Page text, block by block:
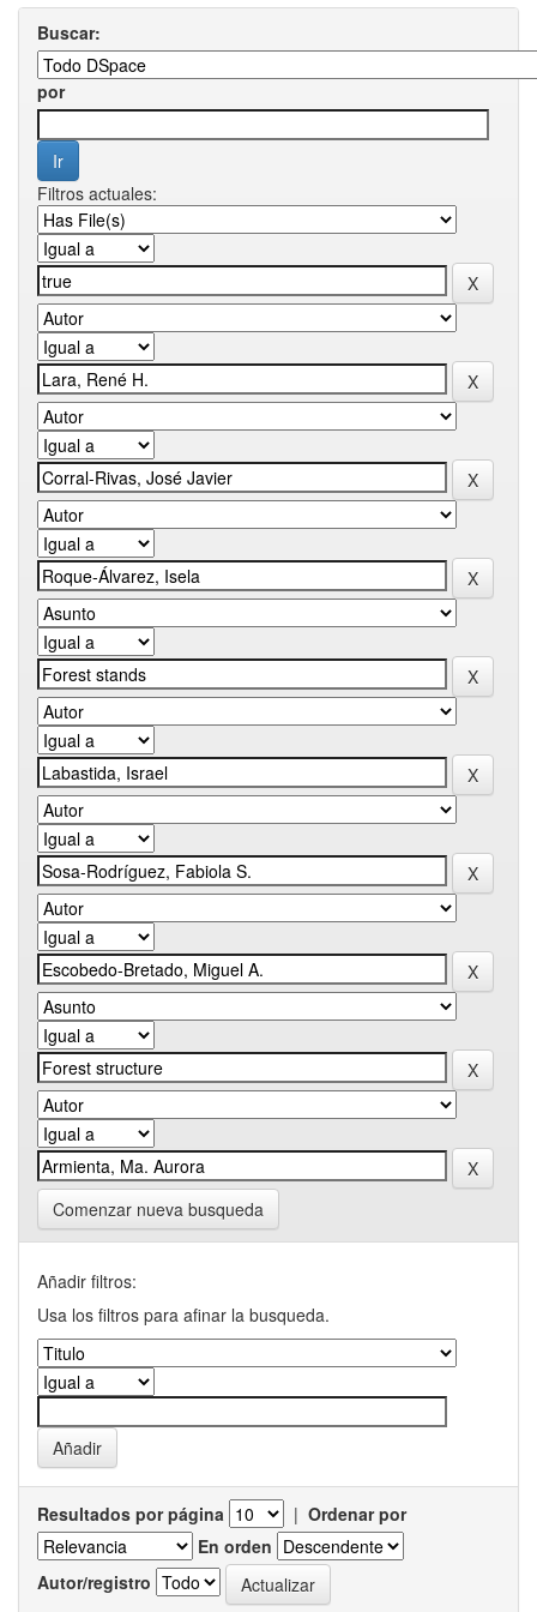
Buscar:
por
Filtros actuales:
Comenzar nueva busqueda
Añadir filtros:
Usa los filtros para afinar la busqueda.
Resultados por página | Ordenar por
En orden
Autor/registro